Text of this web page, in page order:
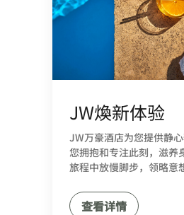
JW煥新体验
JW万豪酒店为您提供静
您拥抱和专注此刻，滋养
旅程中放慢脚步，领略意
查看详情